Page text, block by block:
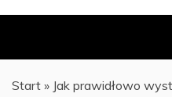
Start » Jak prawidłowo